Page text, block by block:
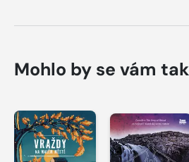
Mohlo by se vám